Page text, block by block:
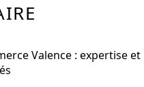
Valence : expertise et